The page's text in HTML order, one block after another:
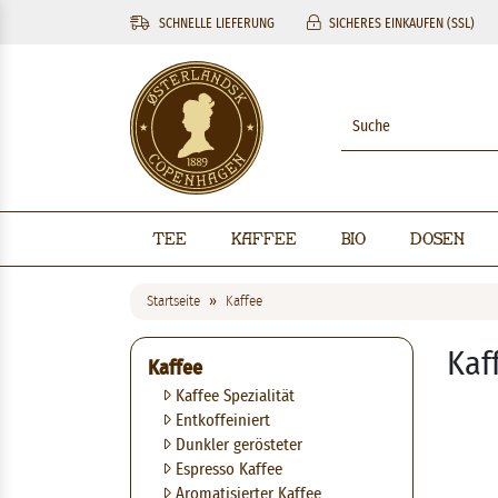
SCHNELLE LIEFERUNG SICHERES EINKAUFEN (SSL)
Tee Kaffee BIO Dosen
Startseite Kaffee
Kaffee
Kaffee Spezialität
Entkoffeiniert
Dunkler gerösteter
Espresso Kaffee
Aromatisierter Kaffee